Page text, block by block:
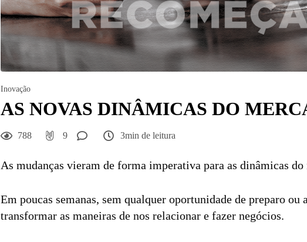
Inovação
AS NOVAS DINÂMICAS DO
788 9 3min de leitura
As mudanças vieram de forma imperativa para as dinâmicas do
Em poucas semanas, sem qualquer oportunidade de preparo ou
transformar as maneiras de nos relacionar e fazer negócios.